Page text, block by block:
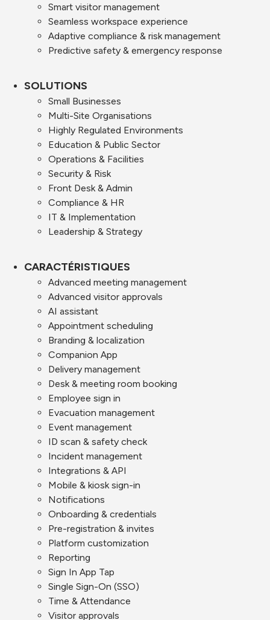
Smart visitor management
Seamless workspace experience
Adaptive compliance & risk management
Predictive safety & emergency response
SOLUTIONS
Small Businesses
Multi-Site Organisations
Highly Regulated Environments
Education & Public Sector
Operations & Facilities
Security & Risk
Front Desk & Admin
Compliance & HR
IT & Implementation
Leadership & Strategy
CARACTÉRISTIQUES
Advanced meeting management
Advanced visitor approvals
AI assistant
Appointment scheduling
Branding & localization
Companion App
Delivery management
Desk & meeting room booking
Employee sign in
Evacuation management
Event management
ID scan & safety check
Incident management
Integrations & API
Mobile & kiosk sign-in
Notifications
Onboarding & credentials
Pre-registration & invites
Platform customization
Reporting
Sign In App Tap
Single Sign-On (SSO)
Time & Attendance
Visitor approvals